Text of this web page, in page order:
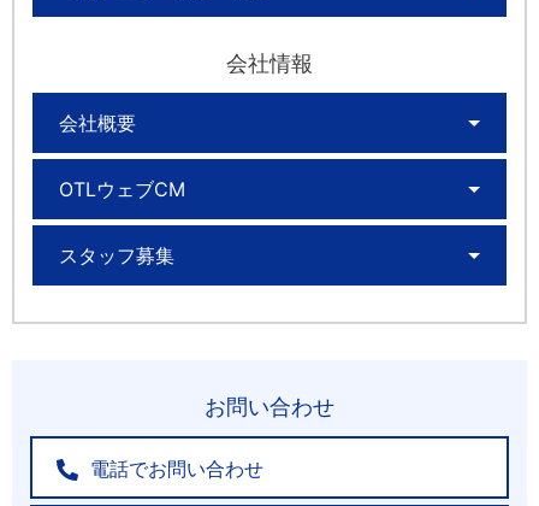
会社情報
会社概要
OTLウェブCM
スタッフ募集
お問い合わせ
電話でお問い合わせ